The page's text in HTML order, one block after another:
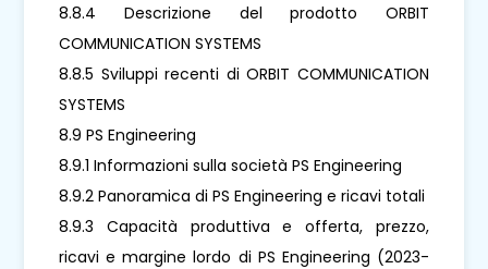
8.8.4 Descrizione del prodotto ORBIT
COMMUNICATION SYSTEMS
8.8.5 Sviluppi recenti di ORBIT COMMUNICATION
SYSTEMS
8.9 PS Engineering
8.9.1 Informazioni sulla società PS Engineering
8.9.2 Panoramica di PS Engineering e ricavi totali
8.9.3 Capacità produttiva e offerta, prezzo,
ricavi e margine lordo di PS Engineering (2023-